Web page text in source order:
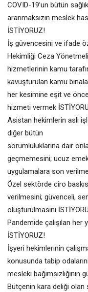
COVID-19’un bütün
aranmaksızın meslek
İSTİYORUZ!
İş güvencesini ve ifade
Hekimliği Ceza
hizmetlerinin kamu
kavuşturulan kamu
her kesimine eşit ve
hizmeti vermek
Asistan hekimlerin asli
diğer bütün
sorumluluklarına dair
geçmemesini; ucuz
uygulamalara son
Özel sektörde ciro
verilmesini; güvenceli,
oluşturulmasını
Pandemide çalışılan her
İSTİYORUZ!
İşyeri hekimlerinin
konusunda tabip
mesleki bağımsızlığının
Bütçenin kara deliği olan